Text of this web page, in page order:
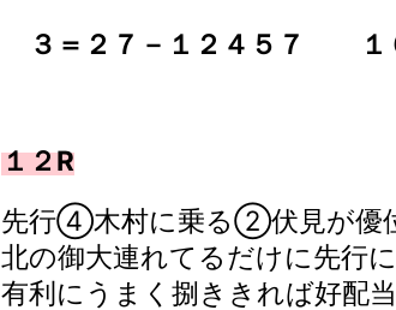
３＝２７－１２４５７ １
１２R
先行④木村に乗る②伏見が優
北の御大連れてるだけに先行
有利にうまく捌ききれば好配当